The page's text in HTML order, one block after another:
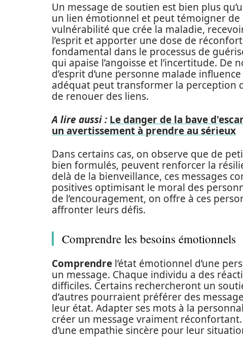
Un message de soutien est bien plus
un lien émotionnel et peut témoigner de
vulnérabilité que crée la maladie,
l’esprit et apporter une dose de
fondamental dans le processus de
qui apaise l’angoisse et l’incertitude.
d’esprit d’une personne malade
adéquat peut transformer la perception
de renouer des liens.
A lire aussi : Le danger de la bave
un avertissement à prendre au sérieux
Dans certains cas, on observe que de
bien formulés, peuvent renforcer la
delà de la bienveillance, ces messages
positives optimisant le moral des
de l’encouragement, on offre à ces
affronter leurs défis.
Comprendre les besoins émotionnels
Comprendre l’état émotionnel d’une
un message. Chaque individu a des
difficiles. Certains rechercheront un
d’autres pourraient préférer des
leur état. Adapter ses mots à la
créer un message vraiment
d’une empathie sincère pour leur